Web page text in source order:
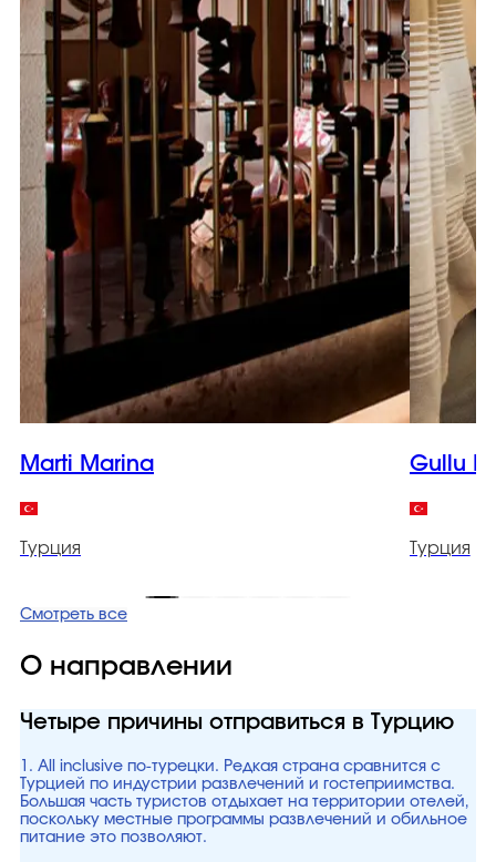
Marti Marina
Турция
Gullu
Турция
Смотреть все
О направлении
Четыре причины отправиться в Турцию
1. All inclusive по-турецки. Редкая страна сравнится с
Турцией по индустрии развлечений и гостеприимства.
Большая часть туристов отдыхает на территории отелей,
поскольку местные программы развлечений и обильное
питание это позволяют.